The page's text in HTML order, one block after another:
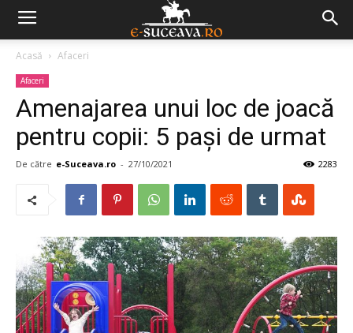
Acasă Afaceri
Afaceri
Amenajarea unui loc de joacă
pentru copii: 5 pași de urmat
De către e-Suceava.ro - 27/10/2021 2283